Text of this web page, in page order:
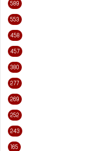
589
553
458
457
380
277
269
252
243
165